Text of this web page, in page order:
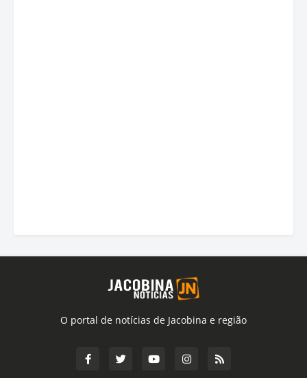
O portal de notícias de Jacobina e região